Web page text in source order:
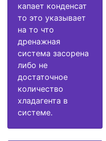
капает конденсат
то это указывает
на то что
дренажная
система засорена
либо не
достаточное
количество
хладагента в
системе.